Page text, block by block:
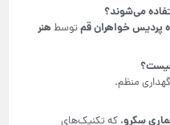
می‌شوند؟
پردیس خواهران قمتوسط هنر
منظم.
سِکرو، که تکنیک‌های